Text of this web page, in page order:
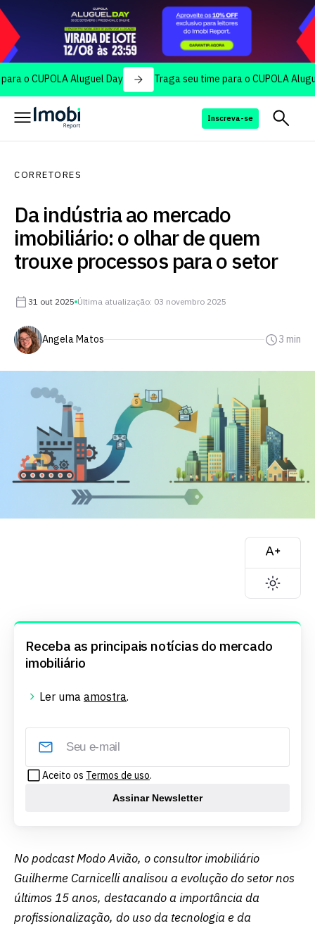
Aluguel Day Traga seu time para o CUPOLA Aluguel Day
Inscreva-se
CORRETORES
Da indústria ao mercado
imobiliário: o olhar de quem
trouxe processos para o setor
31 out 2025 Última atualização: 03 novembro 2025
Angela Matos 3 min
Receba as principais notícias do mercado
imobiliário
Ler uma amostra.
Aceito os Termos de uso.
Assinar Newsletter
No podcast Modo Avião, o consultor imobiliário
Guilherme Carnicelli analisou a evolução do setor nos
últimos 15 anos, destacando a importância da
profissionalização, do uso da tecnologia e da